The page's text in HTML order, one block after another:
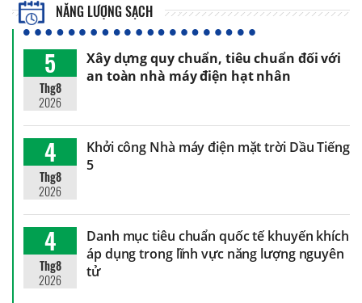
NĂNG LƯỢNG SẠCH
5
Thg8
2026
Xây dựng quy chuẩn, tiêu chuẩn đối với
an toàn nhà máy điện hạt nhân
4
Thg8
2026
Khởi công Nhà máy điện mặt trời Dầu Tiếng
5
4
Thg8
2026
Danh mục tiêu chuẩn quốc tế khuyến khích
áp dụng trong lĩnh vực năng lượng nguyên
tử